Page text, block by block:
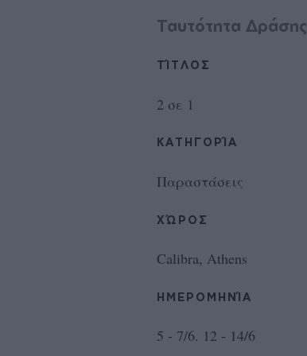
Ταυτότητα Δράσης
ΤΊΤΛΟΣ
2 σε 1
ΚΑΤΗΓΟΡΊΑ
Παραστάσεις
ΧΏΡΟΣ
Calibra, Athens
ΗΜΕΡΟΜΗΝΊΑ
5 - 7/6. 12 - 14/6